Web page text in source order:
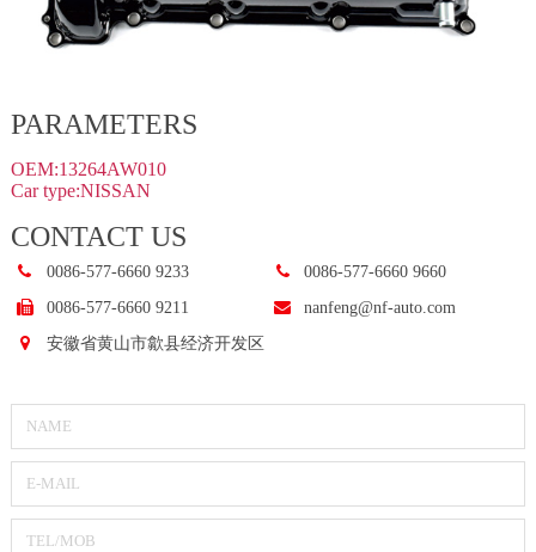
PARAMETERS
OEM:13264AW010
Car type:NISSAN
CONTACT US
0086-577-6660 9233
0086-577-6660 9660
0086-577-6660 9211
nanfeng@nf-auto.com
安徽省黄山市歙县经济开发区